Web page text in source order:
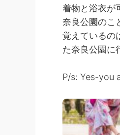
着物と浴衣が
奈良公園のこ
覚えているの
た奈良公園に
P/s: Yes-you